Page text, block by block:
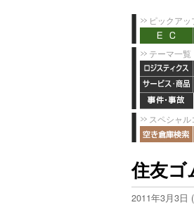
ピックアッ
テーマ一覧
スペシャ
住友ゴ
2011年3月3日